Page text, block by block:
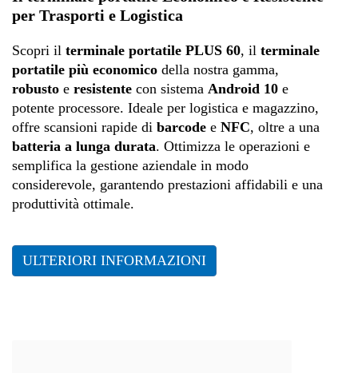
per Trasporti e Logistica
Scopri il terminale portatile PLUS 60, il terminale
portatile più economico della nostra gamma,
robusto e resistente con sistema Android 10 e
potente processore. Ideale per logistica e magazzino,
offre scansioni rapide di barcode e NFC, oltre a una
batteria a lunga durata. Ottimizza le operazioni e
semplifica la gestione aziendale in modo
considerevole, garantendo prestazioni affidabili e una
produttività ottimale.
ULTERIORI INFORMAZIONI